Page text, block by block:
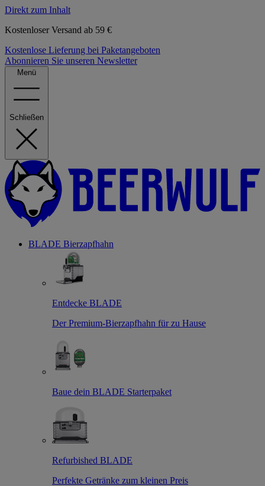
Direkt zum Inhalt
Kostenloser Versand ab 59 €
Kostenlose Lieferung bei Paketangeboten
Abonnieren Sie unseren Newsletter
Menü
Schließen
BLADE Bierzapfhahn
Entdecke BLADE
Der Premium-Bierzapfhahn für zu Hause
Baue dein BLADE Starterpaket
Refurbished BLADE
Perfekte Getränke zum kleinen Preis